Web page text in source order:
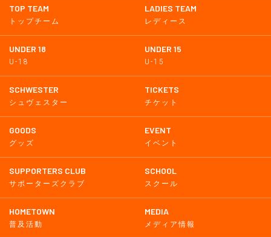
TOP TEAM
トップチーム
LADIES TEAM
レディース
UNDER 18
U-18
UNDER 15
U-15
SCHWESTER
シュヴェスター
TICKETS
チケット
GOODS
グッズ
EVENT
イベント
SUPPORTERS CLUB
サポーターズクラブ
SCHOOL
スクール
HOMETOWN
普及活動
MEDIA
メディア情報